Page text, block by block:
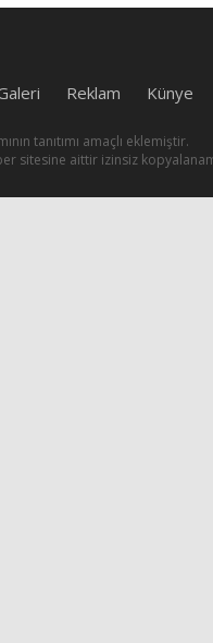
Reklam Künye
tanıtımı amaçlı eklemiştir.
sitesine aittir izinsiz